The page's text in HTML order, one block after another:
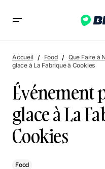
Événement passé :
Accueil Food Que Faire à
glace à La Fabrique à Cookies
Événement
glace à La
Cookies
Food